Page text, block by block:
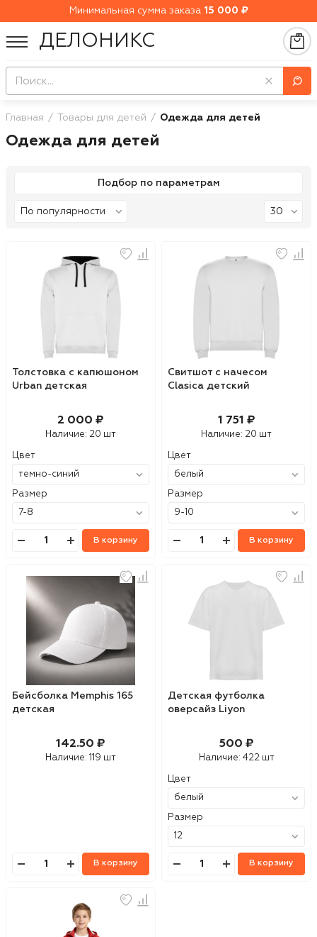
Минимальная сумма заказа 15 000 ₽
ДЕЛОНИКС
Главная Товары для детей Одежда для детей
Одежда для детей
Подбор по параметрам
Толстовка с капюшоном
Urban детская
2 000 ₽
Наличие: 20 шт
Цвет
Размер
В корзину
Свитшот с начесом
Clasica детский
1 751 ₽
Наличие: 20 шт
Цвет
Размер
В корзину
Бейсболка Memphis 165
детская
142.50 ₽
Наличие: 119 шт
В корзину
Детская футболка
оверсайз Liyon
500 ₽
Наличие: 422 шт
Цвет
Размер
В корзину